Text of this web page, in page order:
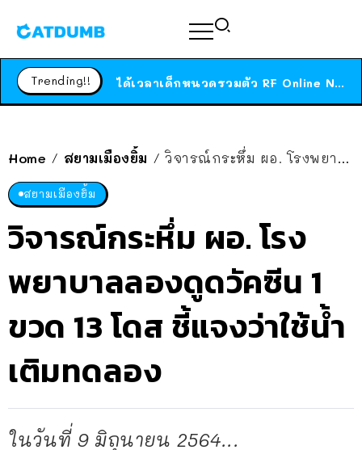
Trending!!
Home / สยามเมืองยิ้ม / วิจารณ์กระหึ่ม ผอ. โรงพยาบาลลองดูดวัคซีน 1 ขวด 13 โดส ชี้แจงว่าใช้น้ำเติมทดลอง
สยามเมืองยิ้ม
วิจารณ์กระหึ่ม ผอ. โรง
พยาบาลลองดูดวัคซีน 1
ขวด 13 โดส ชี้แจงว่าใช้น้ำ
เติมทดลอง
ในวันที่ 9 มิถุนายน 2564...